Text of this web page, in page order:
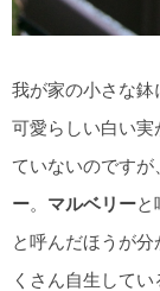
我が家の小さな鉢
可愛らしい白い実
ていないのですが
ー。 マルベリーと
と呼んだほうが
くさん自生して